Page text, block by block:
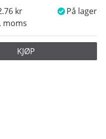
moms
På lager
KJØP